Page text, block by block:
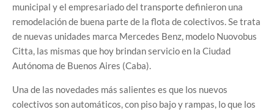
municipal y el empresariado del transporte definieron una
remodelación de buena parte de la flota de colectivos. Se trata
de nuevas unidades marca Mercedes Benz, modelo Nuovobus
Citta, las mismas que hoy brindan servicio en la Ciudad
Autónoma de Buenos Aires (Caba).
Una de las novedades más salientes es que los nuevos
colectivos son automáticos, con piso bajo y rampas, lo que los